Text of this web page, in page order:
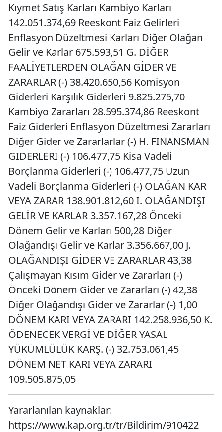
Kıymet Satış Karları Kambiyo Karları
142.051.374,69 Reeskont Faiz Gelirleri
Enflasyon Düzeltmesi Karları Diğer Olağan
Gelir ve Karlar 675.593,51 G. DİĞER
FAALİYETLERDEN OLAĞAN GİDER VE
ZARARLAR (-) 38.420.650,56 Komisyon
Giderleri Karşılık Giderleri 9.825.275,70
Kambiyo Zararları 28.595.374,86 Reeskont
Faiz Giderleri Enflasyon Düzeltmesi Zararları
Diğer Gider ve Zararlarlar (-) H. FINANSMAN
GIDERLERI (-) 106.477,75 Kisa Vadeli
Borçlanma Giderleri (-) 106.477,75 Uzun
Vadeli Borçlanma Giderleri (-) OLAĞAN KAR
VEYA ZARAR 138.901.812,60 I. OLAĞANDIŞI
GELİR VE KARLAR 3.357.167,28 Önceki
Dönem Gelir ve Karları 500,28 Diğer
Olağandışı Gelir ve Karlar 3.356.667,00 J.
OLAĞANDIŞI GİDER VE ZARARLAR 43,38
Çalışmayan Kısım Gider ve Zararları (-)
Önceki Dönem Gider ve Zararları (-) 42,38
Diğer Olağandışı Gider ve Zararlar (-) 1,00
DÖNEM KARI VEYA ZARARI 142.258.936,50 K.
ÖDENECEK VERGİ VE DİĞER YASAL
YÜKÜMLÜLÜK KARŞ. (-) 32.753.061,45
DÖNEM NET KARI VEYA ZARARI
109.505.875,05
Yararlanılan kaynaklar:
https://www.kap.org.tr/tr/Bildirim/910422